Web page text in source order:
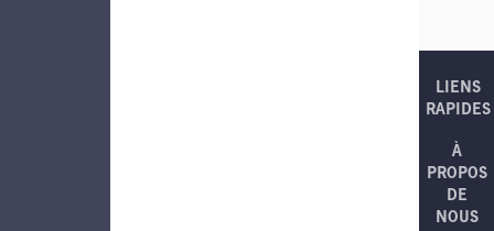
LIENS
RAPIDES
À
PROPOS
DE
NOUS